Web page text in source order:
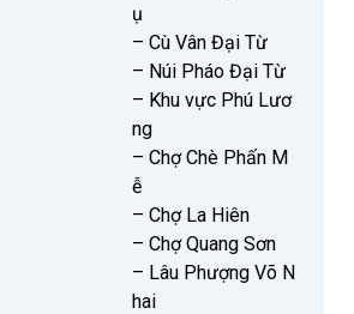
ụ
– Cù Vân Đại Từ
– Núi Pháo Đại Từ
– Khu vực Phú Lươ
ng
– Chợ Chè Phấn M
ễ
– Chợ La Hiên
– Chợ Quang Sơn
– Lâu Phượng Võ N
hai